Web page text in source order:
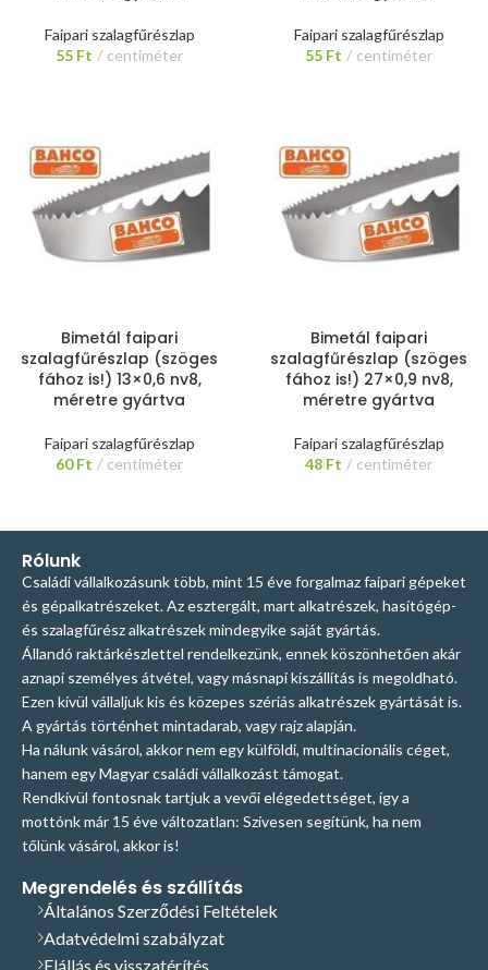
Faipari szalagfűrészlap
55 Ft centiméter
Faipari szalagfűrészlap
55 Ft centiméter
Bimetál faipari
szalagfűrészlap (szöges
fához is!) 13×0,6 nv8,
méretre gyártva
Faipari szalagfűrészlap
60Ft centiméter
Bimetál faipari
szalagfűrészlap (szöges
fához is!) 27×0,9 nv8,
méretre gyártva
Faipari szalagfűrészlap
48 Ft centiméter
Rólunk
Családi vállalkozásunk több, mint 15 éve forgalmaz faipari gépeket
és gépalkatrészeket. Az esztergált, mart alkatrészek, hasítógép-
és szalagfűrész alkatrészek mindegyike saját gyártás.
Állandó raktárkészlettel rendelkezünk, ennek köszönhetően akár
aznapi személyes átvétel, vagy másnapi kiszállítás is megoldható.
Ezen kívül vállaljuk kis és közepes szériás alkatrészek gyártását is.
A gyártás történhet mintadarab, vagy rajz alapján.
Ha nálunk vásárol, akkor nem egy külföldi, multinacionális céget,
hanem egy Magyar családi vállalkozást támogat.
Rendkívül fontosnak tartjuk a vevői elégedettséget, így a
mottónk már 15 éve változatlan: Szívesen segítünk, ha nem
tőlünk vásárol, akkor is!
Megrendelés és szállítás
Általános Szerződési Feltételek
Adatvédelmi szabályzat
Elállás és visszatérítés